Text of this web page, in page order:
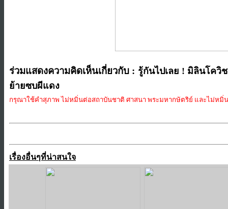
ร่วมแสดงความคิดเห็นเกี่ยวกับ : รู้กันไปเลย ! มิลินโควิ
ย้ายซบผีแดง
กรุณาใช้คำสุภาพ ไม่หมิ่นต่อสถาบันชาติ ศาสนา พระมหากษัตริย์ และไม่หมิ่
เรื่องอื่นๆที่น่าสนใจ